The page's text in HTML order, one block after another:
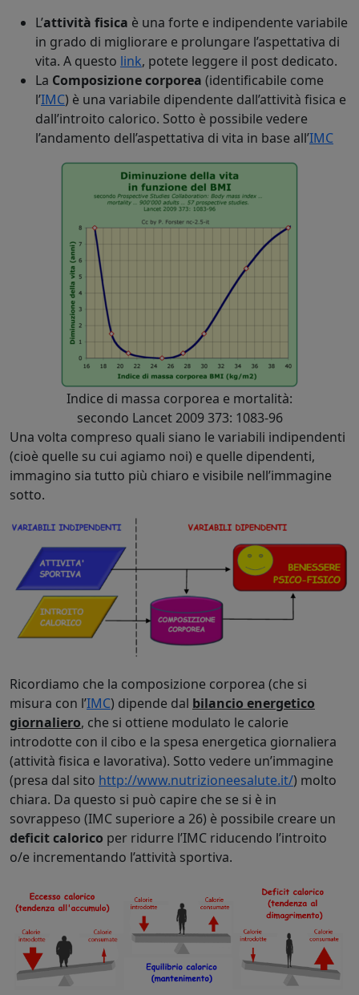
L’attività fisica è una forte e indipendente variabile
in grado di migliorare e prolungare l’aspettativa di
vita. A questo link, potete leggere il post dedicato.
La Composizione corporea (identificabile come
l’IMC) è una variabile dipendente dall’attività fisica e
dall’introito calorico. Sotto è possibile vedere
l’andamento dell’aspettativa di vita in base all’IMC
Indice di massa corporea e mortalità:
secondo Lancet 2009 373: 1083-96
Una volta compreso quali siano le variabili indipendenti
(cioè quelle su cui agiamo noi) e quelle dipendenti,
immagino sia tutto più chiaro e visibile nell’immagine
sotto.
Ricordiamo che la composizione corporea (che si
misura con l’IMC) dipende dal bilancio energetico
giornaliero, che si ottiene modulato le calorie
introdotte con il cibo e la spesa energetica giornaliera
(attività fisica e lavorativa). Sotto vedere un’immagine
(presa dal sito http://www.nutrizioneesalute.it/) molto
chiara. Da questo si può capire che se si è in
sovrappeso (IMC superiore a 26) è possibile creare un
deficit calorico per ridurre l’IMC riducendo l’introito
o/e incrementando l’attività sportiva.